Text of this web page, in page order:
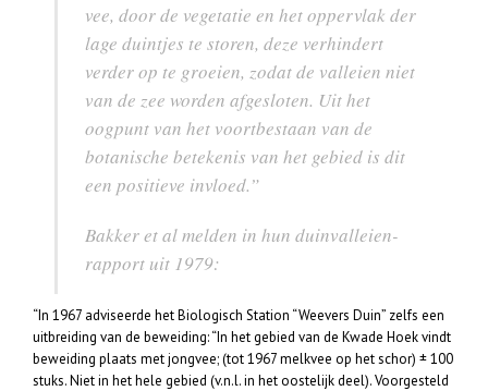
vee, door de vegetatie en het oppervlak der
lage duintjes te storen, deze verhindert
verder op te groeien, zodat de valleien niet
van de zee worden afgesloten. Uit het
oogpunt van het voortbestaan van de
botanische betekenis van het gebied is dit
een positieve invloed.”
Bakker et al melden in hun duinvalleien-
rapport uit 1979:
“In 1967 adviseerde het Biologisch Station “Weevers Duin” zelfs een
uitbreiding van de beweiding: “In het gebied van de Kwade Hoek vindt
beweiding plaats met jongvee; (tot 1967 melkvee op het schor) ± 100
stuks. Niet in het hele gebied (v.n.l. in het oostelijk deel). Voorgesteld